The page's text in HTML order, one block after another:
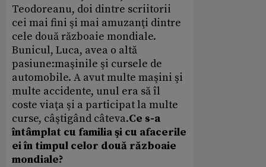
Teodoreanu, doi dintre scriitorii
cei mai fini şi mai amuzanţi dintre
cele două războaie mondiale.
Bunicul, Luca, avea o altă
pasiune:maşinile şi cursele de
automobile. A avut multe maşini şi
multe accidente, unul era să îl
coste viaţa şi a participat la multe
curse, câştigând câteva.Ce s-a
întâmplat cu familia şi cu afacerile
ei în timpul celor două războaie
mondiale?